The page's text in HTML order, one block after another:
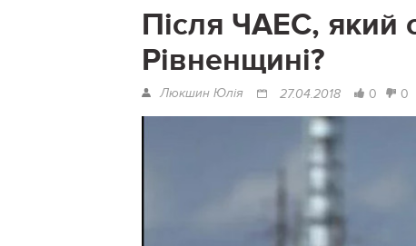
Після ЧАЕС, який
Рівненщині?
Люкшин Юлія 27.04.2018 0 0